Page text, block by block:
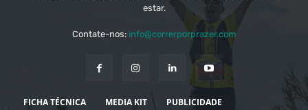
estar.
Contate-nos: info@correrporprazer.com
FICHA TÉCNICA MEDIA KIT PUBLICIDADE